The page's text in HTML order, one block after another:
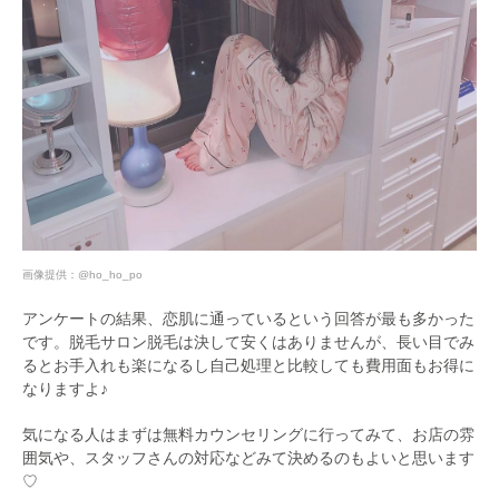
画像提供： @ho_ho_po
アンケートの結果、恋肌に通っているという回答が最も多かった
です。脱毛サロン脱毛は決して安くはありませんが、長い目でみ
るとお手入れも楽になるし自己処理と比較しても費用面もお得に
なりますよ♪
気になる人はまずは無料カウンセリングに行ってみて、お店の雰
囲気や、スタッフさんの対応などみて決めるのもよいと思います
♡